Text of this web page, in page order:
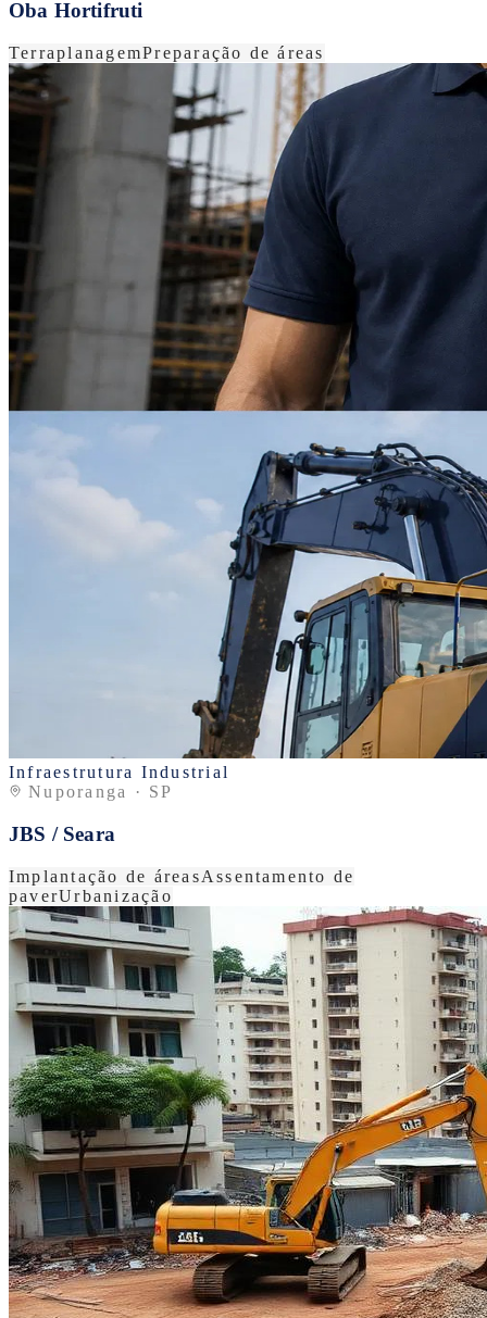
Oba Hortifruti
TerraplanagemPreparação de áreas
Infraestrutura Industrial
Nuporanga · SP
JBS / Seara
Implantação de áreasAssentamento de
paverUrbanização